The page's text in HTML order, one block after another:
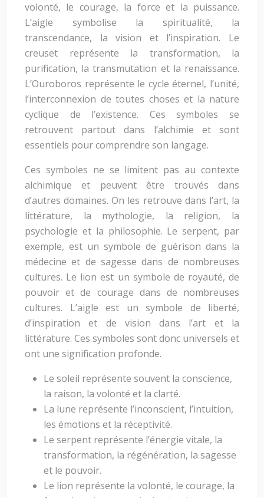
volonté, le courage, la force et la puissance.
L’aigle symbolise la spiritualité, la
transcendance, la vision et l’inspiration. Le
creuset représente la transformation, la
purification, la transmutation et la renaissance.
L’Ouroboros représente le cycle éternel, l’unité,
l’interconnexion de toutes choses et la nature
cyclique de l’existence. Ces symboles se
retrouvent partout dans l’alchimie et sont
essentiels pour comprendre son langage.
Ces symboles ne se limitent pas au contexte
alchimique et peuvent être trouvés dans
d’autres domaines. On les retrouve dans l’art, la
littérature, la mythologie, la religion, la
psychologie et la philosophie. Le serpent, par
exemple, est un symbole de guérison dans la
médecine et de sagesse dans de nombreuses
cultures. Le lion est un symbole de royauté, de
pouvoir et de courage dans de nombreuses
cultures. L’aigle est un symbole de liberté,
d’inspiration et de vision dans l’art et la
littérature. Ces symboles sont donc universels et
ont une signification profonde.
Le soleil représente souvent la conscience,
la raison, la volonté et la clarté.
La lune représente l’inconscient, l’intuition,
les émotions et la réceptivité.
Le serpent représente l’énergie vitale, la
transformation, la régénération, la sagesse
et le pouvoir.
Le lion représente la volonté, le courage, la